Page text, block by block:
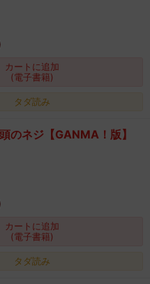
カートに追加
(電子書籍)
タダ読み
のネジ【GANMA！版】
カートに追加
(電子書籍)
タダ読み